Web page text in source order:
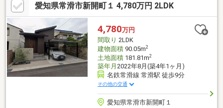
愛知県常滑市新開町１ 4,780万円 2LDK
4,780万円
間取り 2LDK
建物面積90.05m2
土地面積181.81m2
築年月 2022年8月(築4年1ヶ月)
名鉄常滑線 常滑駅 徒歩9分
その他の交通
愛知県常滑市新開町１